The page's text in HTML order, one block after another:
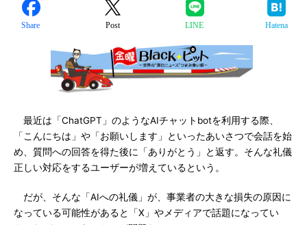
Share Post LINE Hatena
最近は「ChatGPT」のようなAIチャットbotを利用する際、
「こんにちは」や「お願いします」といったあいさつで会話を始
め、質問への回答を得た後に「ありがとう」と返す。そんな礼儀
正しい対応をするユーザーが増えているという。
だが、そんな「AIへの礼儀」が、事業者の大きな損失の原因に
なっている可能性があると「X」やメディアで話題になってい